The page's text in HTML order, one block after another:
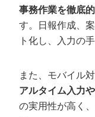
事務作業を徹底
す。日報作成、
ト化し、入力の
また、モバイル
アルタイム入力
の実用性が高く